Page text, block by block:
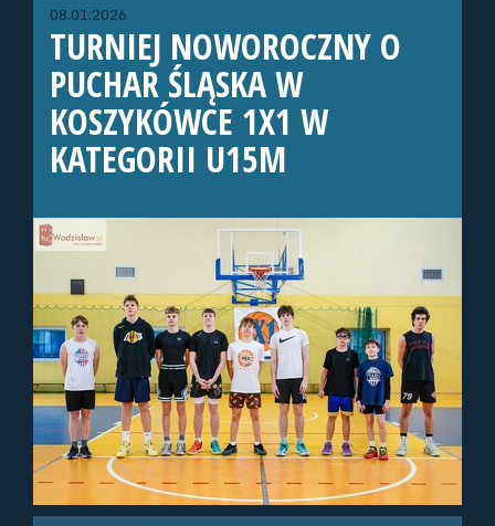
08.01.2026
TURNIEJ NOWOROCZNY O
PUCHAR ŚLĄSKA W
KOSZYKÓWCE 1X1 W
KATEGORII U15M